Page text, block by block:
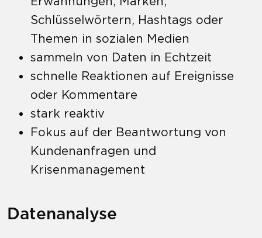
Schlüsselwörtern, Hashtags oder
Themen in sozialen Medien
sammeln von Daten in Echtzeit
schnelle Reaktionen auf Ereignisse
oder Kommentare
stark reaktiv
Fokus auf der Beantwortung von
Kundenanfragen und
Krisenmanagement
Datenanalyse